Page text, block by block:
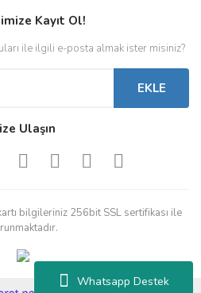
Whatsapp Destek
Kayıt Ol!
ile ilgili e-posta almak ister misiniz?
EKLE
Ulaşın
bilgileriniz 256bit SSL sertifikası ile